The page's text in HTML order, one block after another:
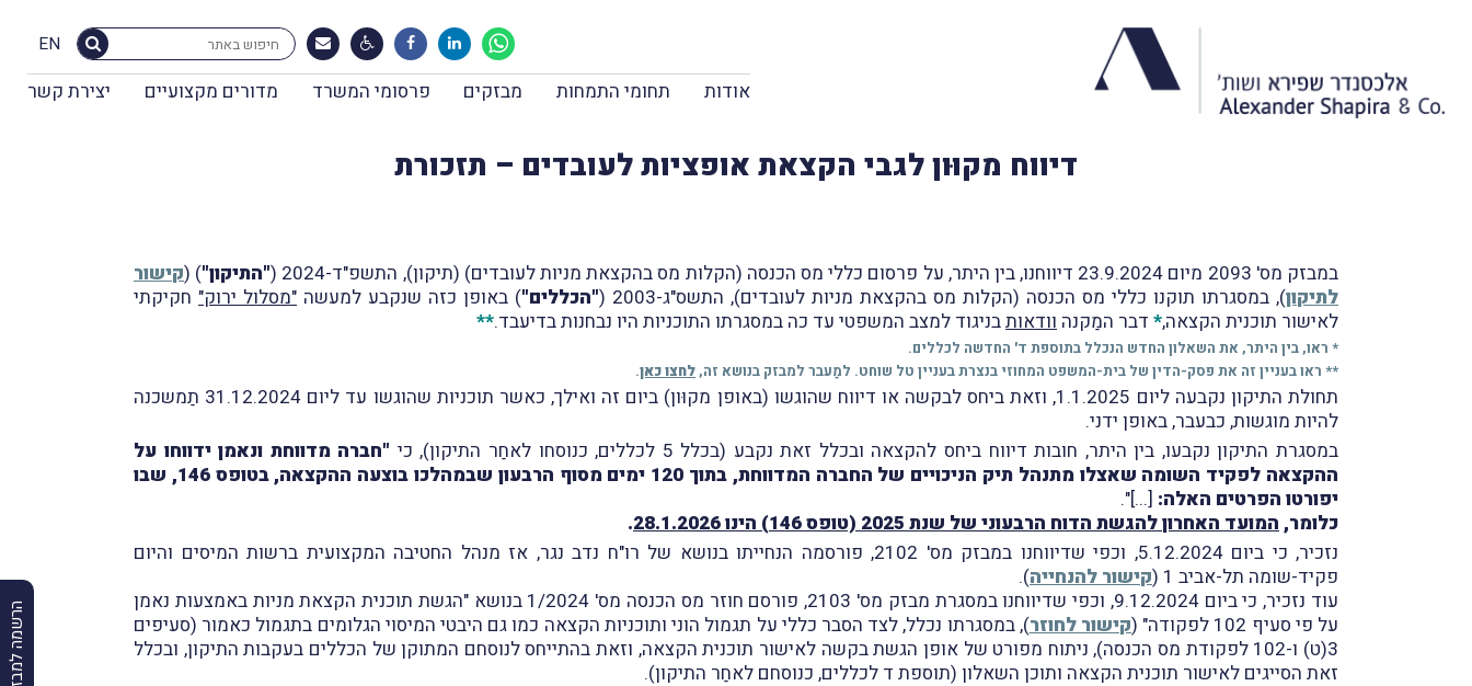
EN
אודות תחומי התמחות מבזקים פרסומי המשרד מדורים מקצועיים יצירת קשר
הרשמה למבזקים
דיווח מקוּון לגבי הקצאת אופציות לעובדים – תזכורת
במבזק מס' 2093 מיום 23.9.2024 דיווחנו, בין היתר, על פרסום כללי מס הכנסה (הקלות מס בהקצאת מניות לעובדים) (תיקון), התשפ"ד-2024 ( "התיקון") (קישור
לתיקון), במסגרתו תוקנו כללי מס הכנסה (הקלות מס בהקצאת מניות לעובדים), התשס"ג-2003 ( "הכללים") באופן כזה שנקבע למעשה "מסלול ירוק" חקיקתי
לאישור תוכנית הקצאה,* דבר המַקנה וודאותבניגוד למצב המשפטי עד כה במסגרתו התוכניות היו נבחנות בדיעבד.**
* ראו, בין היתר, את השאלון החדש הנכלל בתוספת ד' החדשה לכללים.
** ראו בעניין זה את פסק-הדין של בית-המשפט המחוזי בנצרת בעניין טל שוחט. למַעבר למבזק בנושא זה, לחצו כאן.
תחולת התיקון נקבעה ליום 1.1.2025, וזאת ביחס לבקשה או דיווח שהוגשו (באופן מקוּון) ביום זה ואילך, כאשר תוכניות שהוגשו עד ליום 31.12.2024 תַמשכנה
להיות מוגשות, כבעבר, באופן ידני.
במסגרת התיקון נקבעו, בין היתר, חובות דיווח ביחס להקצאה ובכלל זאת נקבע (בכלל 5 לכללים, כנוסחו לאחַר התיקון), כי
"חברה מדווחת ונאמן ידווחו על
ההקצאה לפקיד השומה שאצלו מתנהל תיק הניכויים של החברה המדווחת, בתוך 120 ימים מסוף הרבעון שבמהלכו בוצעה ההקצאה, בטופס 146, שבו
יפורטו הפרטים האלה: [...]".
כלומר, המועד האחרון להגשת הדוח הרבעוני של שנת 2025 (טופס 146) הינו 28.1.2026
.
נזכיר, כי ביום 5.12.2024, וכפי שדיווחנו במבזק מס' 2102, פורסמה הנחייתו בנושא של רו"ח נדב נגר, אז מנהל החטיבה המקצועית ברשות המיסים והיום
פקיד-שומה תל-אביב 1 (
קישור להנחייה).
עוד נזכיר, כי ביום 9.12.2024, וכפי שדיווחנו במסגרת מבזק מס' 2103, פורסם חוזר מס הכנסה מס' 1/2024 בנושא "הגשת תוכנית הקצאת מניות באמצעות נאמן
על פי סעיף 102 לפקודה" (
קישור לחוזר), במסגרתו נכלל, לצד הסבר כללי על תגמול הוני ותוכניות הקצאה כמו גם היבטי המיסוי הגלומים בתגמול כאמור (סעיפים
3(ט) ו-102 לפקודת מס הכנסה), ניתוח מפורט של אופן הגשת בקשה לאישור תוכנית הקצאה, וזאת בהתייחס לנוסחם המתוקן של הכללים בעקבות התיקון, ובכלל
זאת הסייגים לאישור תוכנית הקצאה ותוכן השאלון (תוספת ד לכללים, כנוסחם לאחַר התיקון).